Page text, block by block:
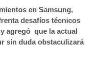
en Samsung,
desafíos técnicos
agregó que la actual
sin duda obstaculizará